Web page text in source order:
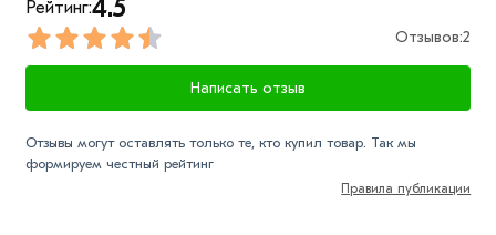
Условия доставки и цена на товар Лист оцинкованный
1.5 мм 1250х2500 мм из категорииЛист оцинкованный
действительн в Москве и области. Наши
профессиональные менеджеры обработают заказ и
свяжутся с Вами для согласования условий доставки
или самовывоза.
Рейтинг:4.5
Отзывов:2
Написать отзыв
Отзывы могут оставлять только те, кто купил товар. Так мы
формируем честный рейтинг
Правила публикации